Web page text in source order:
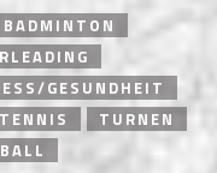
BADMINTON
GESUNDHEIT
TENNIS
TURNEN